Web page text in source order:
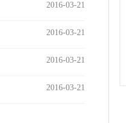
2016-03-21
2016-03-21
2016-03-21
2016-03-21